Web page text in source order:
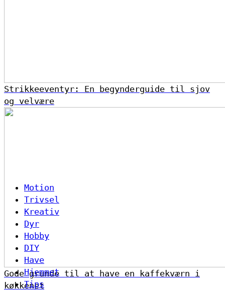
Strikkeeventyr: En begynderguide til sjov
og velvære
Gode grunde til at have en kaffekværn i
køkkenet
Motion
Trivsel
Kreativ
Dyr
Hobby
DIY
Have
Hjemmet
Tips